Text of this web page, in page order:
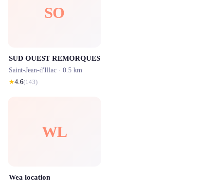
SO
SUD OUEST REMORQUES
Saint-Jean-d'Illac · 0.5 km
★4.6(143)
WL
Wea location